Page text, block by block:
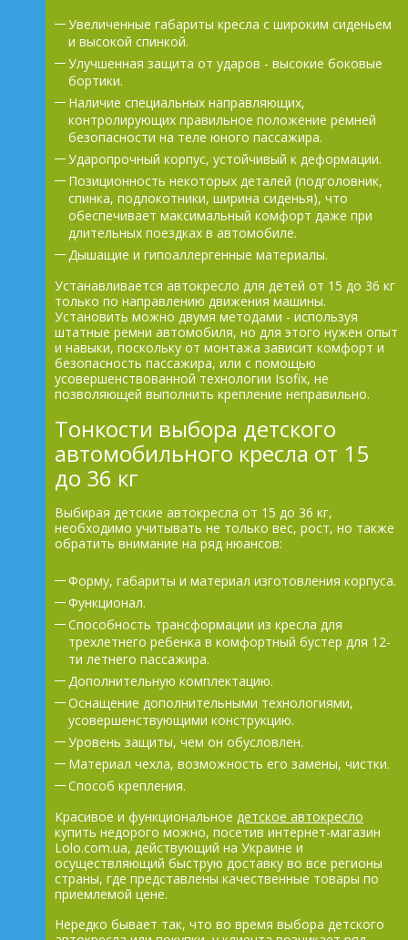
Увеличенные габариты кресла с широким сиденьем
и высокой спинкой.
Улучшенная защита от ударов - высокие боковые
бортики.
Наличие специальных направляющих,
контролирующих правильное положение ремней
безопасности на теле юного пассажира.
Ударопрочный корпус, устойчивый к деформации.
Позиционность некоторых деталей (подголовник,
спинка, подлокотники, ширина сиденья), что
обеспечивает максимальный комфорт даже при
длительных поездках в автомобиле.
Дышащие и гипоаллергенные материалы.
Устанавливается автокресло для детей от 15 до 36 кг
только по направлению движения машины.
Установить можно двумя методами - используя
штатные ремни автомобиля, но для этого нужен опыт
и навыки, поскольку от монтажа зависит комфорт и
безопасность пассажира, или с помощью
усовершенствованной технологии Isofix, не
позволяющей выполнить крепление неправильно.
Тонкости выбора детского
автомобильного кресла от 15
до 36 кг
Выбирая детские автокресла от 15 до 36 кг,
необходимо учитывать не только вес, рост, но также
обратить внимание на ряд нюансов:
Форму, габариты и материал изготовления корпуса.
Функционал.
Способность трансформации из кресла для
трехлетнего ребенка в комфортный бустер для 12-
ти летнего пассажира.
Дополнительную комплектацию.
Оснащение дополнительными технологиями,
усовершенствующими конструкцию.
Уровень защиты, чем он обусловлен.
Материал чехла, возможность его замены, чистки.
Способ крепления.
Красивое и функциональное детское автокресло
купить недорого можно, посетив интернет-магазин
Lolo.com.ua, действующий на Украине и
осуществляющий быструю доставку во все регионы
страны, где представлены качественные товары по
приемлемой цене.
Нередко бывает так, что во время выбора детского